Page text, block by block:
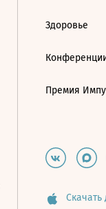
Здоровье
Премия
Скачать